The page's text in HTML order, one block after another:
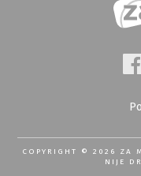
COPYRIGHT © 2026 ZA
NIJE